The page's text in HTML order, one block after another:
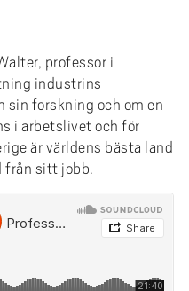
professor i
industrins
sin forskning och om en
i arbetslivet och för
är världens bästa land
från sitt jobb.